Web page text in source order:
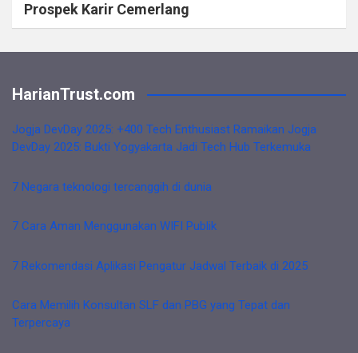
Prospek Karir Cemerlang
HarianTrust.com
Jogja DevDay 2025: +400 Tech Enthusiast Ramaikan Jogja
DevDay 2025: Bukti Yogyakarta Jadi Tech Hub Terkemuka
7 Negara teknologi tercanggih di dunia
7 Cara Aman Menggunakan WIFI Publik
7 Rekomendasi Aplikasi Pengatur Jadwal Terbaik di 2025
Cara Memilih Konsultan SLF dan PBG yang Tepat dan
Terpercaya